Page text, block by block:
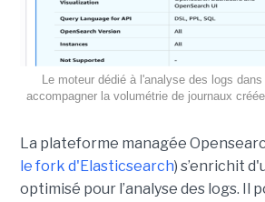
Le moteur dédié à l'analyse des logs
accompagner la volumétrie de journaux
La plateforme managée
le fork d'Elasticsearch) s’enrichit
optimisé pour l’analyse des logs. Il